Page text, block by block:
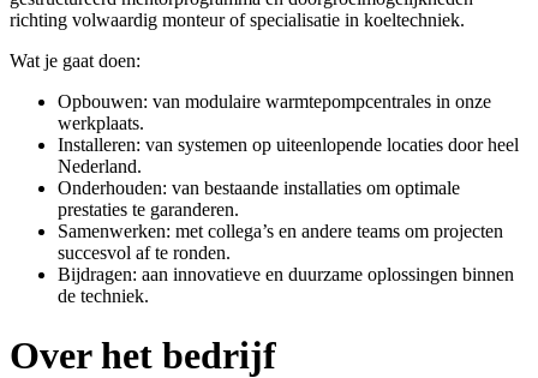
richting volwaardig monteur of specialisatie in koeltechniek.
Wat je gaat doen:
Opbouwen: van modulaire warmtepompcentrales in onze
werkplaats.
Installeren: van systemen op uiteenlopende locaties door heel
Nederland.
Onderhouden: van bestaande installaties om optimale
prestaties te garanderen.
Samenwerken: met collega’s en andere teams om projecten
succesvol af te ronden.
Bijdragen: aan innovatieve en duurzame oplossingen binnen
de techniek.
Over het bedrijf